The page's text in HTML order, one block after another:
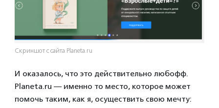
Скриншот с сайта Planeta.ru
И оказалось, что это действительно любофф.
Planeta.ru — именно то место, которое может
помочь таким, как я, осуществить свою мечту: